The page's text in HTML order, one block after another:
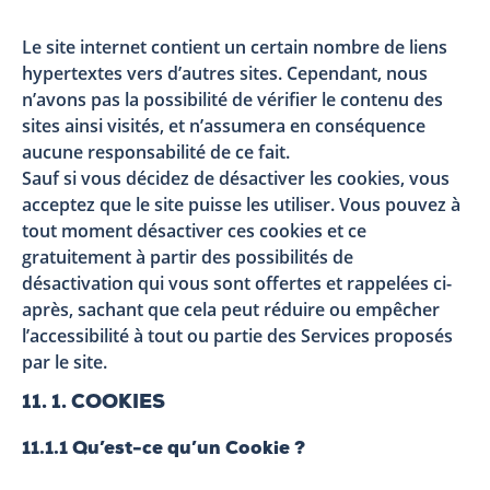
Le site internet contient un certain nombre de liens
hypertextes vers d’autres sites. Cependant, nous
n’avons pas la possibilité de vérifier le contenu des
sites ainsi visités, et n’assumera en conséquence
aucune responsabilité de ce fait.
Sauf si vous décidez de désactiver les cookies, vous
acceptez que le site puisse les utiliser. Vous pouvez à
tout moment désactiver ces cookies et ce
gratuitement à partir des possibilités de
désactivation qui vous sont offertes et rappelées ci-
après, sachant que cela peut réduire ou empêcher
l’accessibilité à tout ou partie des Services proposés
par le site.
11. 1. COOKIES
11.1.1 Qu’est-ce qu’un Cookie ?